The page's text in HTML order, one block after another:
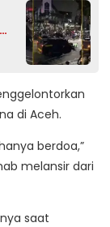
di Aceh.
berdoa,”
melansir dari
saat